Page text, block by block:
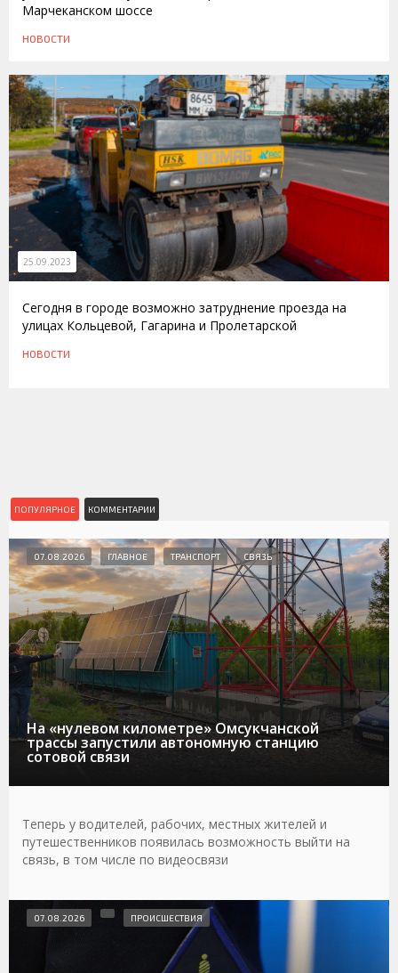
Марчеканском шоссе
НОВОСТИ
25.09.2023
Сегодня в городе возможно затруднение проезда на
улицах Кольцевой, Гагарина и Пролетарской
НОВОСТИ
ПОПУЛЯРНОЕ КОММЕНТАРИИ
На «нулевом километре» Омсукчанской
трассы запустили автономную станцию
сотовой связи
07.08.2026 ГЛАВНОЕ ТРАНСПОРТ СВЯЗЬ
Теперь у водителей, рабочих, местных жителей и
путешественников появилась возможность выйти на
связь, в том числе по видеосвязи
07.08.2026 ПРОИСШЕСТВИЯ